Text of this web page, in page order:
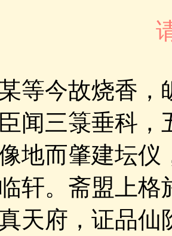
等今故烧香
臣闻三箓垂科
地而肇建坛
轩。斋盟上
天府，证品